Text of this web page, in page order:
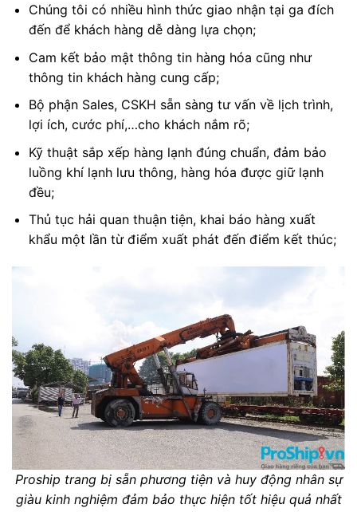
Chúng tôi có nhiều hình thức giao nhận tại ga đích
đến để khách hàng dễ dàng lựa chọn;
Cam kết bảo mật thông tin hàng hóa cũng như
thông tin khách hàng cung cấp;
Bộ phận Sales, CSKH sẵn sàng tư vấn về lịch trình,
lợi ích, cước phí,…cho khách nắm rõ;
Kỹ thuật sắp xếp hàng lạnh đúng chuẩn, đảm bảo
luồng khí lạnh lưu thông, hàng hóa được giữ lạnh
đều;
Thủ tục hải quan thuận tiện, khai báo hàng xuất
khẩu một lần từ điểm xuất phát đến điểm kết thúc;
Proship trang bị sẵn phương tiện và huy động nhân sự
giàu kinh nghiệm đảm bảo thực hiện tốt hiệu quả nhất